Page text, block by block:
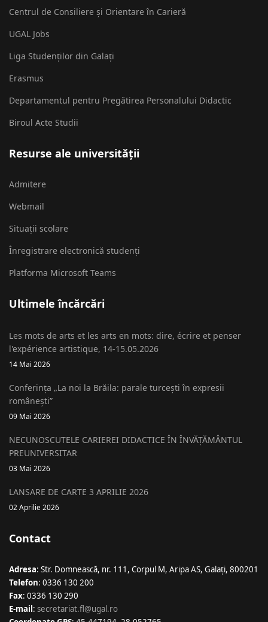
Centrul de Consiliere și Orientare în Carieră
UGAL Jobs
Liga Studenților din Galați
Erasmus
Departamentul pentru Pregătirea Personalului Didactic
Biroul Acte Studii
Resurse ale universității
Admitere
Webmail
Situații scolare
Înregistrare electronică studenți
Platforma Microsoft Teams
Ultimele încărcări
Les mots de arts et les arts en mots: dire, écrire et penser
l'expérience artistique, 14-15.05.2026
14 Mai 2026
Conferința „La noi la Brăila: parale turcești în expresii
românești”
09 Mai 2026
NECUNOSCUTELE CARIEREI DIDACTICE ÎN ÎNVĂȚĂMÂNTUL
PREUNIVERSITAR
03 Mai 2026
LANSARE DE CARTE 3 APRILIE 2026
02 Aprilie 2026
Contact
Adresa: Str. Domnească, nr. 111, Corpul M, Aripa AS, Galaţi, 800201
Telefon: 0336 130 200
Fax: 0336 130 290
E-mail: secretariat.fl@ugal.ro